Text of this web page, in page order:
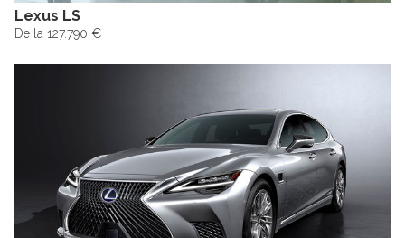
Lexus LS
De la 127.790 €